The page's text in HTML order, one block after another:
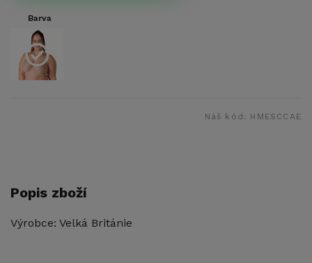
Barva
Náš kód: HMESCCAE
Popis zboží
Výrobce: Velká Británie